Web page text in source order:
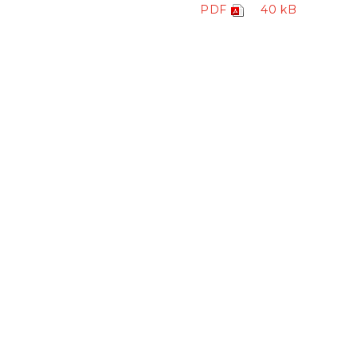
PDF 40 kB